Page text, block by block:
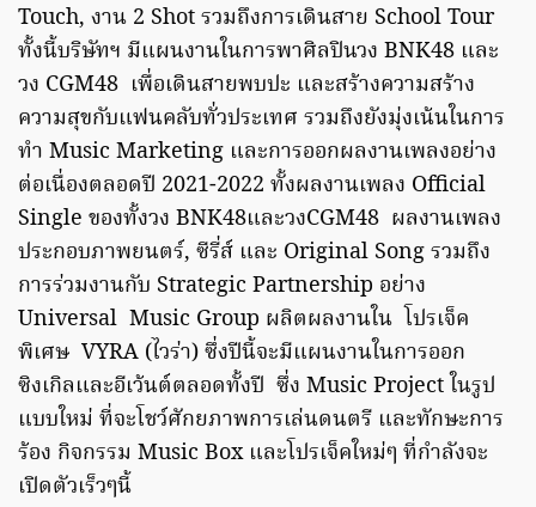
Touch, งาน 2 Shot รวมถึงการเดินสาย School Tour
ทั้งนี้บริษัทฯ มีแผนงานในการพาศิลปินวง BNK48 และ
วง CGM48 เพื่อเดินสายพบปะ และสร้างความสร้าง
ความสุขกับแฟนคลับทั่วประเทศ รวมถึงยังมุ่งเน้นในการ
ทำ Music Marketing และการออกผลงานเพลงอย่าง
ต่อเนื่องตลอดปี 2021-2022 ทั้งผลงานเพลง Official
Single ของทั้งวง BNK48และวงCGM48 ผลงานเพลง
ประกอบภาพยนตร์, ซีรี่ส์ และ Original Song รวมถึง
การร่วมงานกับ Strategic Partnership อย่าง
Universal Music Group ผลิตผลงานใน โปรเจ็ค
พิเศษ VYRA (ไวร่า) ซึ่งปีนี้จะมีแผนงานในการออก
ซิงเกิลและอีเว้นต์ตลอดทั้งปี ซึ่ง Music Project ในรูป
แบบใหม่ ที่จะโชว์ศักยภาพการเล่นดนตรี และทักษะการ
ร้อง กิจกรรม Music Box และโปรเจ็คใหม่ๆ ที่กำลังจะ
เปิดตัวเร็วๆนี้